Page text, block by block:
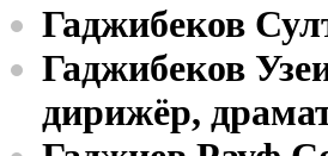
Гаджибеков
Гаджибеков
дирижёр,